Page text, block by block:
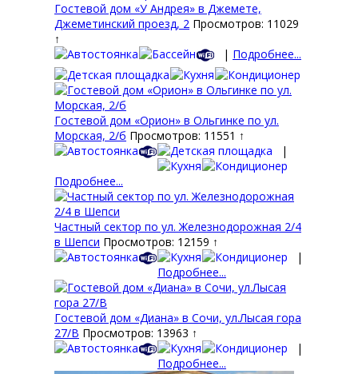
Гостевой дом «У Андрея» в Джемете,
Джеметинский проезд, 2 Просмотров: 11029
↑
| Подробнее...
Гостевой дом «Орион» в Ольгинке по ул.
Морская, 2/б Просмотров: 11551 ↑
|
Подробнее...
Частный сектор по ул. Железнодорожная 2/4
в Шепси Просмотров: 12159 ↑
|
Подробнее...
Гостевой дом «Диана» в Сочи, ул.Лысая гора
27/В Просмотров: 13963 ↑
|
Подробнее...